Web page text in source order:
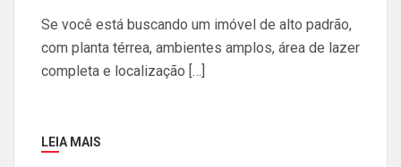
Se você está buscando um imóvel de alto padrão,
com planta térrea, ambientes amplos, área de lazer
completa e localização […]
LEIA MAIS